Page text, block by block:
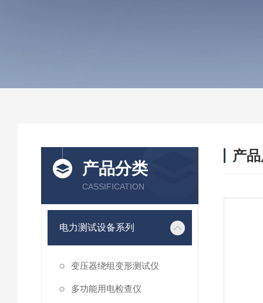
产品分类
CASSIFICATION
电力测试设备系列
变压器绕组变形测试仪
多功能用电检查仪
产